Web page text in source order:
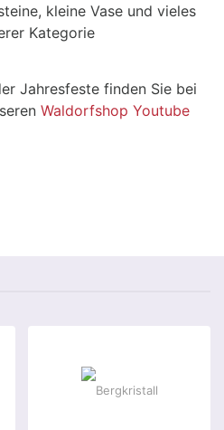
kleine Vase und vieles
Kategorie
Jahresfeste finden Sie bei
Waldorfshop Youtube